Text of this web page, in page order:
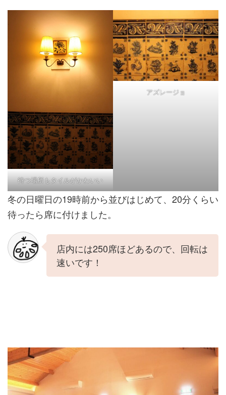
待つ場所もタイルがかわいい
アズレージョ
冬の日曜日の19時前から並びはじめて、20分くらい
待ったら席に付けました。
店内には250席ほどあるので、回転は
速いです！